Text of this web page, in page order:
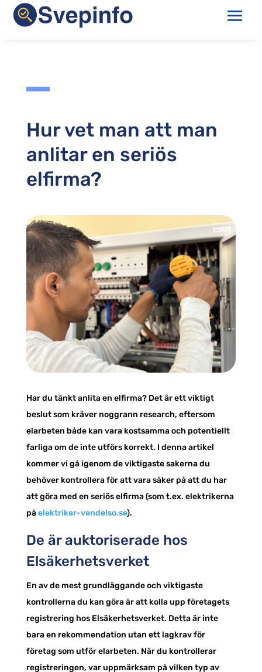
Hur vet man att man
anlitar en seriös
elfirma?
Har du tänkt anlita en elfirma? Det är ett viktigt
beslut som kräver noggrann research, eftersom
elarbeten både kan vara kostsamma och potentiellt
farliga om de inte utförs korrekt. I denna artikel
kommer vi gå igenom de viktigaste sakerna du
behöver kontrollera för att vara säker på att du har
att göra med en seriös elfirma (som t.ex. elektrikerna
påelektriker-vendelso.se).
De är auktoriserade hos
Elsäkerhetsverket
En av de mest grundläggande och viktigaste
kontrollerna du kan göra är att kolla upp företagets
registrering hos Elsäkerhetsverket. Detta är inte
bara en rekommendation utan ett lagkrav för
företag som utför elarbeten. När du kontrollerar
registreringen, var uppmärksam på vilken typ av